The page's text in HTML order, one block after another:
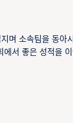
며 소속팀을 동아
에서 좋은 성적을